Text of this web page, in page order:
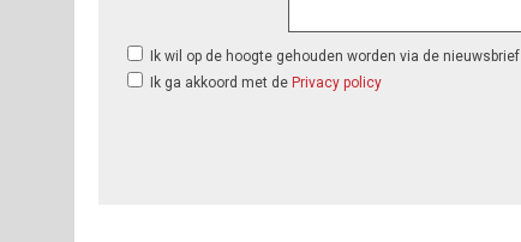
Ik wil op de hoogte gehouden worden via de nieuwsbrief
Ik ga akkoord met de Privacy policy